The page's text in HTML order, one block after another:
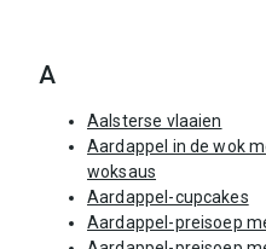
A
Aalsterse vlaaien
Aardappel in de wok
woksaus
Aardappel-cupcakes
Aardappel-preisoep